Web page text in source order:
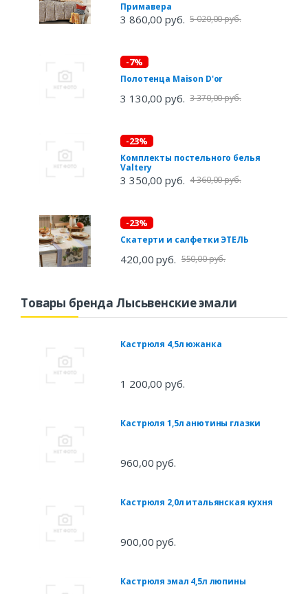
Примавера
3 860,00 руб. 5 020,00 руб.
-7%
Полотенца Maison D'or
3 130,00 руб. 3 370,00 руб.
-23%
Комплекты постельного белья
Valtery
3 350,00 руб. 4 360,00 руб.
-23%
Скатерти и салфетки ЭТЕЛЬ
420,00 руб. 550,00 руб.
Товары бренда Лысьвенские эмали
Кастрюля 4,5л южанка
1 200,00 руб.
Кастрюля 1,5л анютины глазки
960,00 руб.
Кастрюля 2,0л итальянская кухня
900,00 руб.
Кастрюля эмал 4,5л люпины